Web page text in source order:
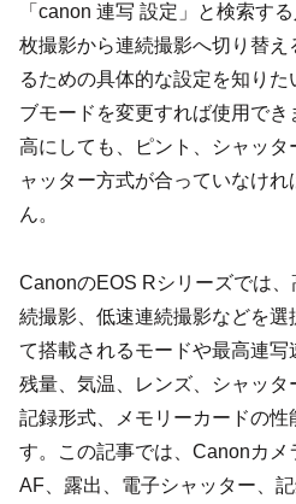
「canon 連写 設定」と検索す
枚撮影から連続撮影へ切り替
るための具体的な設定を知り
ブモードを変更すれば使用で
高にしても、ピント、シャッ
ャッター方式が合っていなけ
ん。
CanonのEOS Rシリーズでは
続撮影、低速連続撮影などを
て搭載されるモードや最高連
残量、気温、レンズ、シャッタ
記録形式、メモリーカードの性
す。この記事では、Canonカ
AF、露出、電子シャッター、